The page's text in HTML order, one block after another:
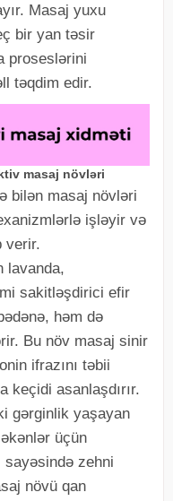
Masaj yuxu
bir yan təsir
proseslərini
təqdim edir.
masaj növləri
bilən masaj növləri
işləyir və
verir.
lavanda,
sakitləşdirici efir
həm də
Bu növ masaj sinir
ifrazını təbii
keçidi asanlaşdırır.
gərginlik yaşayan
üçün
sayəsində zehni
növü qan